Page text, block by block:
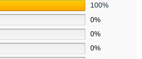
100%
0%
0%
0%